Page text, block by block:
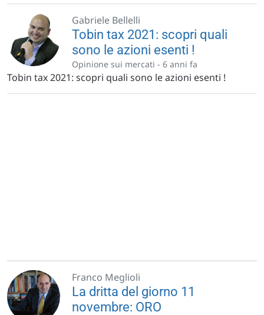
Gabriele Bellelli
Tobin tax 2021: scopri quali
sono le azioni esenti !
Opinione sui mercati - 6 anni fa
Tobin tax 2021: scopri quali sono le azioni esenti !
Franco Meglioli
La dritta del giorno 11
novembre: ORO